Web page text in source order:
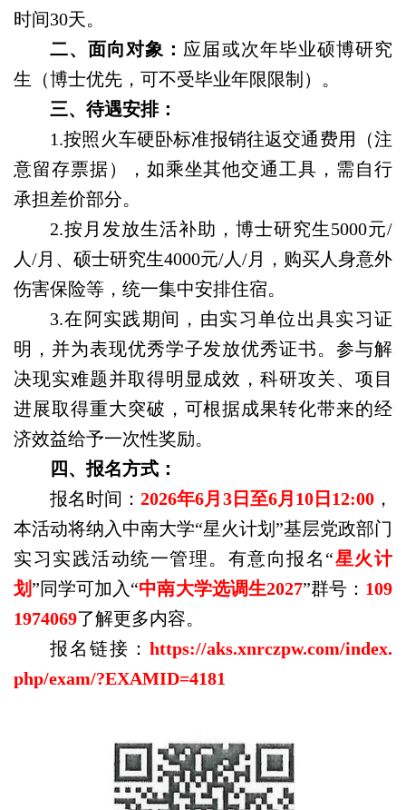
时间30天。
二、面向对象： 应届或次年毕业硕博研究
生（博士优先，可不受毕业年限限制）。
三、待遇安排：
1.按照火车硬卧标准报销往返交通费用（注
意留存票据）
， 如乘坐其他交通工具，需自行
承担差价部分。
2.按月发放生活补助，博士研究生5000元/
人/月、硕士研究生4000元/人/月 ， 购买人身意外
伤害保险等 ， 统一集中安排住宿。
3.在阿实践期间，由实习单位出具实习证
明，并为表现优秀学子发放优秀证书。参与解
决现实难题并取得明显成效，科研攻关、项目
进展取得重大突破，可根据成果转化带来的经
济效益给予一次性奖励。
四、报名方式：
报名时间：2026年6月 3日至6月 10日 12:00，
本活动将纳入中南大学“星火计划 ”基层党政部门
实习实践活动统一管理。有意向报名 “星火计
划”同学可加入 “中南大学选调生2027”群号： 109
1974069了解更多内容。
报名链接： https://aks.xnrczpw.com/index.
php/exam/?EXAMID=4181